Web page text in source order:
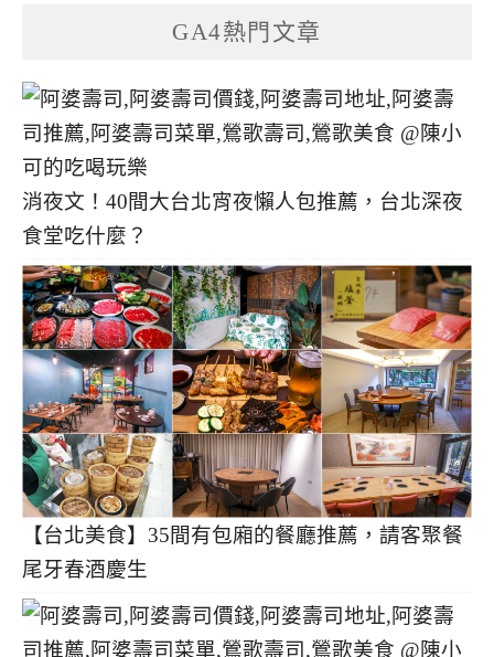
GA4熱門文章
消夜文！40間大台北宵夜懶人包推薦，台北深夜
食堂吃什麼？
【台北美食】35間有包廂的餐廳推薦，請客聚餐
尾牙春酒慶生